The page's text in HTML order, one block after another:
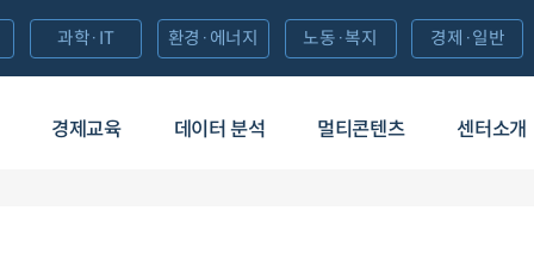
경제교육 데이터 분석 멀티콘텐츠 센터소개
과학·IT 환경·에너지 노동·복지 경제·일반